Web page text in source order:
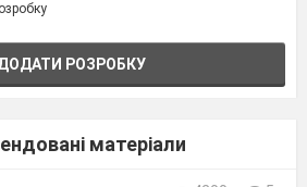
text and fill in the gaps in it:
problems, spots, boring,
my life isn’t easy. I have many
want me to get good
РОЗРОБКУ
матеріали